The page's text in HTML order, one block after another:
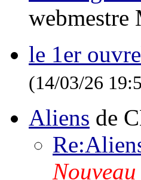
webmestre
le 1er
(14/03/26
Aliens de
Nouveau